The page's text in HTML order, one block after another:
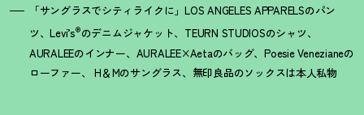
「サングラスでシティライクに」LOS ANGELES APPARELSのパン
ツ、Levi’s®のデニムジャケット、TEURN STUDIOSのシャツ、
AURALEEのインナー、AURALEE×Aetaのバッグ、Poesie Venezianeの
ローファー、 H＆Mのサングラス、無印良品のソックスは本人私物